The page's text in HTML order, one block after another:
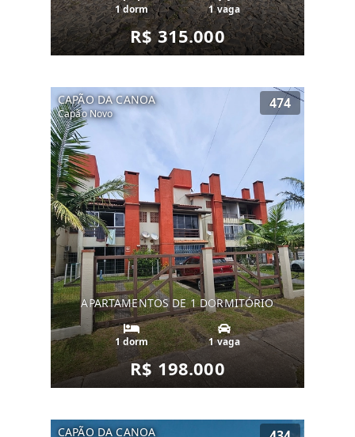
1 dorm 1 vaga
R$ 315.000
CAPÃO DA CANOA
Capão Novo
474
APARTAMENTOS DE 1 DORMITÓRIO
1 dorm 1 vaga
R$ 198.000
CAPÃO DA CANOA